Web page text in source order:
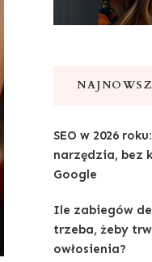
SEO w 2026
narzędzia, bez
Google
Ile zabiegów
trzeba, żeby
owłosienia?